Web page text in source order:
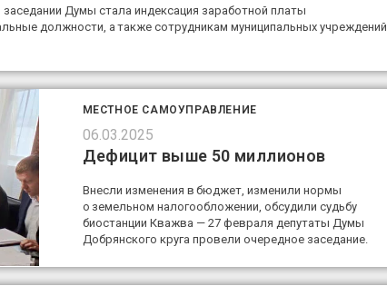
Думы стала индексация заработной платы
должности, а также сотрудникам муниципальных учреждений,
МЕСТНОЕ САМОУПРАВЛЕНИЕ
06.03.2025
Дефицит выше 50 миллионов
Внесли изменения в бюджет, изменили нормы
о земельном налогообложении, обсудили судьбу
биостанции Кважва — 27 февраля депутаты Думы
Добрянского круга провели очередное заседание.